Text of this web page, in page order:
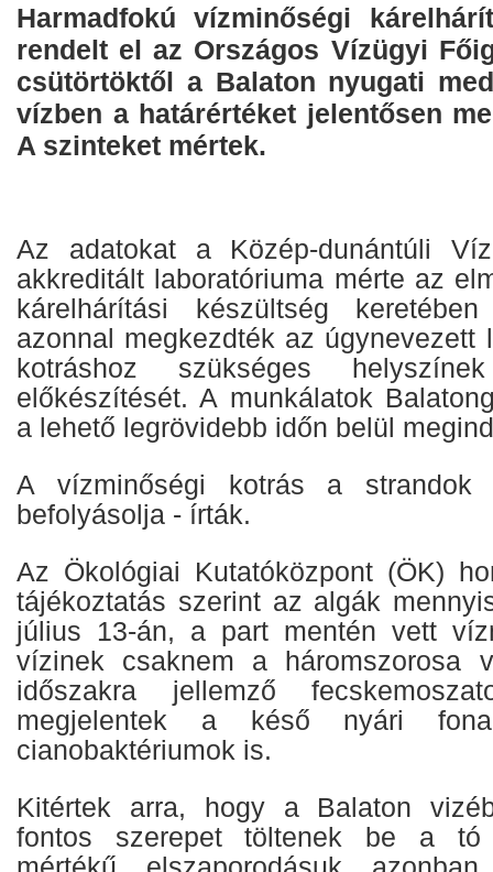
Harmadfokú vízminőségi
rendelt el az Országos Vízügyi
csütörtöktől a Balaton nyugati
vízben a határértéket jelentősen
A szinteket mértek.
Az adatokat a Közép-dunántúli
akkreditált laboratóriuma mérte az
kárelhárítási készültség
azonnal megkezdték az úgynevezett
kotráshoz szükséges
előkészítését. A munkálatok
a lehető legrövidebb időn belül
A vízminőségi kotrás a strandok
befolyásolja - írták.
Az Ökológiai Kutatóközpont (ÖK)
tájékoztatás szerint az algák
július 13-án, a part mentén vett
vízinek csaknem a háromszorosa
időszakra jellemző
megjelentek a késő nyári
cianobaktériumok is.
Kitértek arra, hogy a Balaton
fontos szerepet töltenek be a tó